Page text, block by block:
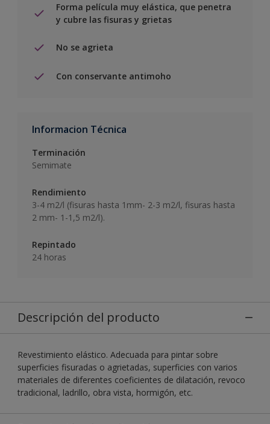
Forma película muy elástica, que penetra
y cubre las fisuras y grietas
No se agrieta
Con conservante antimoho
Informacion Técnica
Terminación
Semimate
Rendimiento
3-4 m2/l (fisuras hasta 1mm- 2-3 m2/l, fisuras hasta
2 mm- 1-1,5 m2/l).
Repintado
24 horas
Descripción del producto
Revestimiento elástico. Adecuada para pintar sobre
superficies fisuradas o agrietadas, superficies con varios
materiales de diferentes coeficientes de dilatación, revoco
tradicional, ladrillo, obra vista, hormigón, etc.